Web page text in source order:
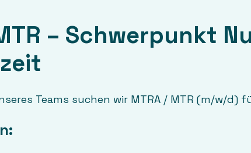
– Schwerpunkt
Teams suchen wir MTRA / MTR (m/w/